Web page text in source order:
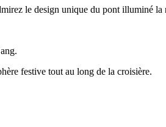
le design unique du pont illuminé la
festive tout au long de la croisière.